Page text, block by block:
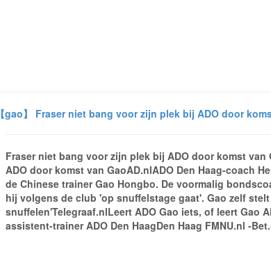
【gao】 Fraser niet bang voor zijn plek bij ADO door
Fraser niet bang voor zijn plek bij ADO door komst
ADO door komst van GaoAD.nlADO Den Haag-coach
de Chinese trainer Gao Hongbo. De voormalig
hij volgens de club 'op snuffelstage gaat'. Gao zelf
snuffelen'Telegraaf.nlLeert ADO Gao iets, of leert Gao
assistent-trainer ADO Den HaagDen Haag FMNU.nl -